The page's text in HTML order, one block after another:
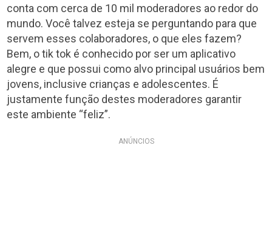
conta com cerca de 10 mil moderadores ao redor do
mundo. Você talvez esteja se perguntando para que
servem esses colaboradores, o que eles fazem?
Bem, o tik tok é conhecido por ser um aplicativo
alegre e que possui como alvo principal usuários bem
jovens, inclusive crianças e adolescentes. É
justamente função destes moderadores garantir
este ambiente “feliz”.
ANÚNCIOS